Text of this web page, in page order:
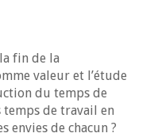
fin de la
valeur et l’étude
du temps de
de travail en
envies de chacun ?